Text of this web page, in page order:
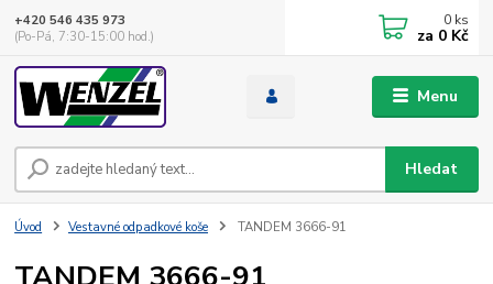
Menu
Hledat
+420 546 435 973
(Po-Pá, 7:30-15:00 hod.)
0 ks
za 0 Kč
Úvod Vestavné odpadkové koše TANDEM 3666-91